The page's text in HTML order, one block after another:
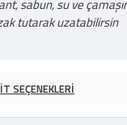
sabun, su ve
tutarak uzatabilirsin
SEÇENEKLERI